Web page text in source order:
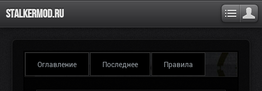
Stalkermod.ru
Оглавление Последнее Правила